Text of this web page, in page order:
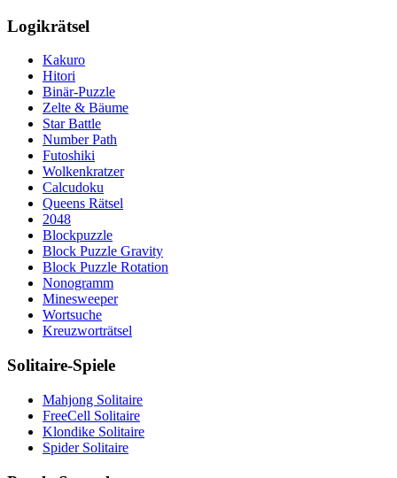
Logikrätsel
Kakuro
Hitori
Binär-Puzzle
Zelte & Bäume
Star Battle
Number Path
Futoshiki
Wolkenkratzer
Calcudoku
Queens Rätsel
2048
Blockpuzzle
Block Puzzle Gravity
Block Puzzle Rotation
Nonogramm
Minesweeper
Wortsuche
Kreuzworträtsel
Solitaire-Spiele
Mahjong Solitaire
FreeCell Solitaire
Klondike Solitaire
Spider Solitaire